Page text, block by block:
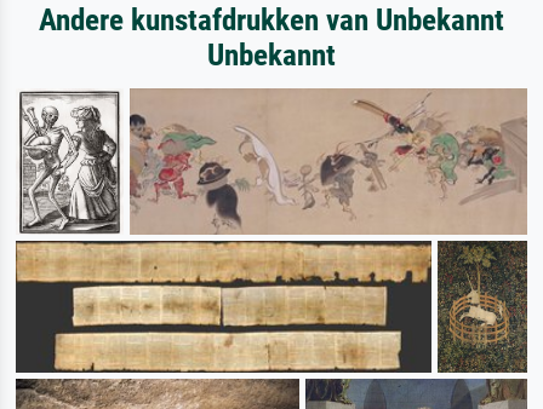
Andere kunstafdrukken van Unbekannt
Unbekannt